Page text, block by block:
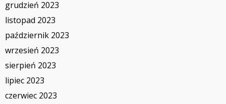
grudzień 2023
listopad 2023
październik 2023
wrzesień 2023
sierpień 2023
lipiec 2023
czerwiec 2023